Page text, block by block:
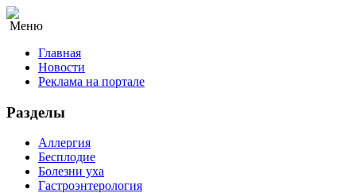
Меню
Главная
Новости
Реклама на портале
Разделы
Аллергия
Бесплодие
Болезни уха
Гастроэнтерология